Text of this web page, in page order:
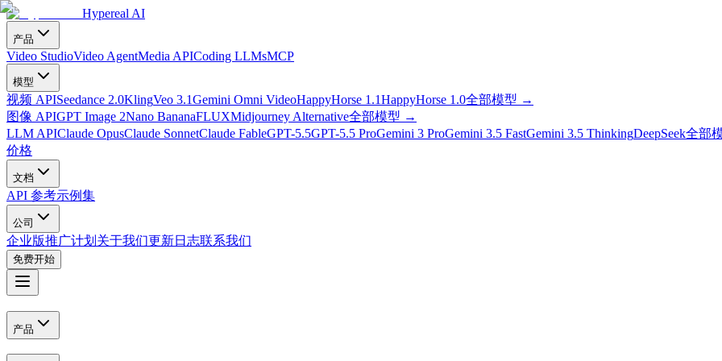
Hypereal AI
产品
Video StudioVideo AgentMedia APICoding LLMsMCP
模型
视频 APISeedance 2.0KlingVeo 3.1Gemini Omni VideoHappyHorse 1.1HappyHorse 1.0全部模型 →
图像 APIGPT Image 2Nano BananaFLUXMidjourney Alternative全部模型 →
LLM APIClaude OpusClaude SonnetClaude FableGPT-5.5GPT-5.5 ProGemini 3 ProGemini 3.5 FastGemini 3.5 ThinkingDeepSeek全部
价格
文档
API 参考示例集
公司
企业版推广计划 关于我们更新日志联系我们
免费开始
产品